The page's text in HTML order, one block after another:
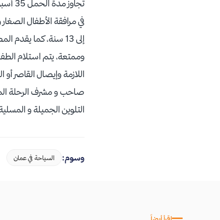
إلى 13 سنة، كما
وممتعة، يتم استلام
اللازمة وإيصال القاصر
صاحب و مشرف الرحلة
التلوين الجميلة و
وسوم: السياحة في عمان
اقرأ أيضاً